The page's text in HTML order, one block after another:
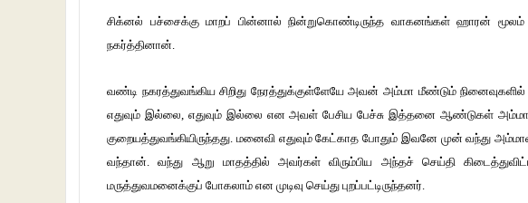
சிக்னல் பச்சைக்கு மாறப் பின்னால் நின்றுகொண்டிருந்த வாகனங்கள் ஹாரன்
நகர்த்தினான்.
வண்டி நகரத்துவங்கிய சிறிது நேரத்துக்குள்ளேயே அவன் அம்மா மீண்டும்
எதுவும் இல்லை, எதுவும் இல்லை என அவள் பேசிய பேச்சு இத்தனை ஆண்டுகள்
குறையத்துவங்கியிருந்தது. மனைவி எதுவும் கேட்காத போதும் இவனே முன் வந்து
வந்தான். வந்து ஆறு மாதத்தில் அவர்கள் விரும்பிய அந்தச் செய்தி
மருத்துவமனைக்குப் போகலாம் என முடிவு செய்து புறப்பட்டிருந்தனர்.